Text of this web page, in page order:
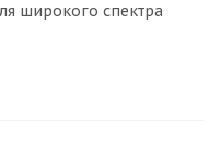
широкого спектра